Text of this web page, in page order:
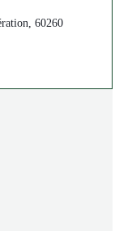
60260